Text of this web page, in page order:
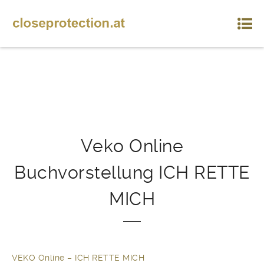
Veko Online
Buchvorstellung ICH RETTE
MICH
VEKO Online – ICH RETTE MICH